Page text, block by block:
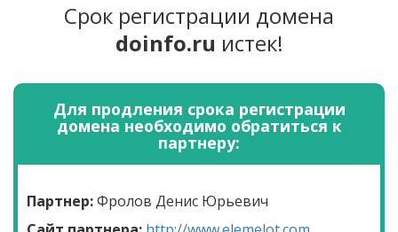
Срок регистрации домена
doinfo.ru истек!
Для продления срока регистрации
домена необходимо обратиться к
партнеру:
Партнер:Фролов Денис Юрьевич